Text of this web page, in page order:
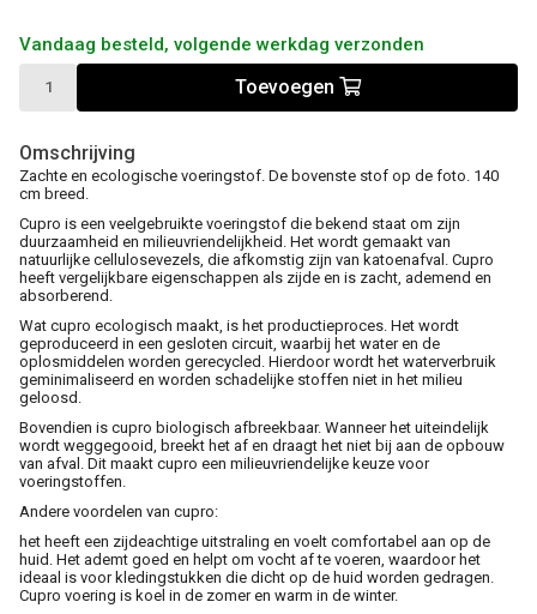
Vandaag besteld, volgende werkdag verzonden
Toevoegen
Omschrijving
Zachte en ecologische voeringstof. De bovenste stof op de foto. 140
cm breed.
Cupro is een veelgebruikte voeringstof die bekend staat om zijn
duurzaamheid en milieuvriendelijkheid. Het wordt gemaakt van
natuurlijke cellulosevezels, die afkomstig zijn van katoenafval. Cupro
heeft vergelijkbare eigenschappen als zijde en is zacht, ademend en
absorberend.
Wat cupro ecologisch maakt, is het productieproces. Het wordt
geproduceerd in een gesloten circuit, waarbij het water en de
oplosmiddelen worden gerecycled. Hierdoor wordt het waterverbruik
geminimaliseerd en worden schadelijke stoffen niet in het milieu
geloosd.
Bovendien is cupro biologisch afbreekbaar. Wanneer het uiteindelijk
wordt weggegooid, breekt het af en draagt het niet bij aan de opbouw
van afval. Dit maakt cupro een milieuvriendelijke keuze voor
voeringstoffen.
Andere voordelen van cupro:
het heeft een zijdeachtige uitstraling en voelt comfortabel aan op de
huid. Het ademt goed en helpt om vocht af te voeren, waardoor het
ideaal is voor kledingstukken die dicht op de huid worden gedragen.
Cupro voering is koel in de zomer en warm in de winter.